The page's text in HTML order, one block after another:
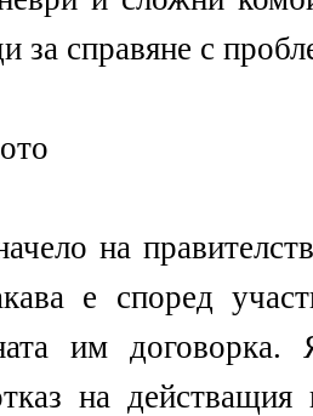
за справяне с
на
е според
им
на действащия